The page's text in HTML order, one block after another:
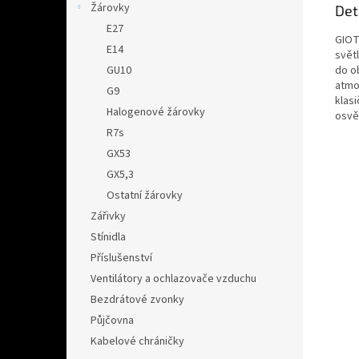
Žárovky
E27
E14
GU10
G9
Halogenové žárovky
R7s
GX53
GX5,3
Ostatní žárovky
Zářivky
Stínidla
Příslušenství
Ventilátory a ochlazovače vzduchu
Bezdrátové zvonky
Půjčovna
Kabelové chráničky
do